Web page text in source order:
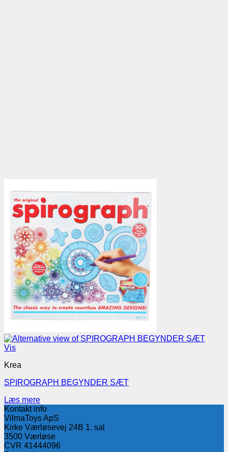
Vis
Krea
SPIROGRAPH BEGYNDER SÆT
Læs mere
Kontakt info
VilmaToys ApS
Kirke Værløsevej 24B 1. sal
3500 Værløse
CVR 41444096